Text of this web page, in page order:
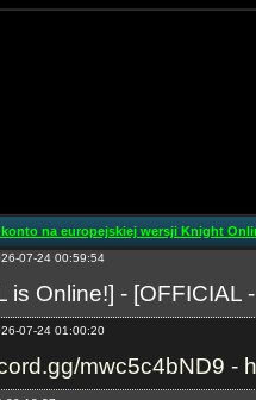
konto na europejskiej wersji Knight
06-29 02:14:24
- [New Server The
07-24 00:59:54
is Online!] - [OFFICIAL
07-24 01:00:20
mwc5c4bND9 -